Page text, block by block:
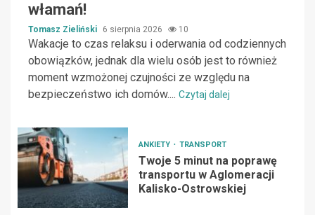
włamań!
Tomasz Zieliński 6 sierpnia 2026 10
Wakacje to czas relaksu i oderwania od codziennych
obowiązków, jednak dla wielu osób jest to również
moment wzmożonej czujności ze względu na
bezpieczeństwo ich domów.... Czytaj dalej
ANKIETY TRANSPORT
Twoje 5 minut na poprawę
transportu w Aglomeracji
Kalisko-Ostrowskiej